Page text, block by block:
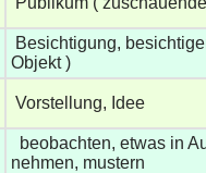
Besichtigung,
Objekt )
Vorstellung, Idee
beobachten, etwas in
nehmen, mustern